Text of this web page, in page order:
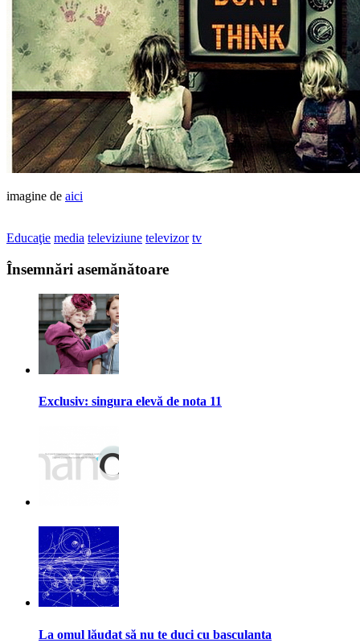
imagine de aici
Educaţie media televiziune televizor tv
Însemnări asemănătoare
Exclusiv: singura elevă de nota 11
La omul lăudat să nu te duci cu basculanta